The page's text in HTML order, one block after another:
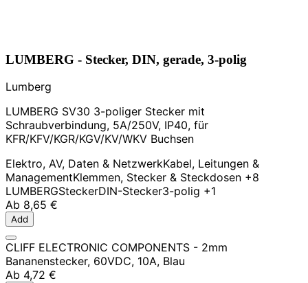
LUMBERG - Stecker, DIN, gerade, 3-polig
Lumberg
LUMBERG SV30 3-poliger Stecker mit
Schraubverbindung, 5A/250V, IP40, für
KFR/KFV/KGR/KGV/KV/WKV Buchsen
Elektro, AV, Daten & NetzwerkKabel, Leitungen &
ManagementKlemmen, Stecker & Steckdosen +8
LUMBERGSteckerDIN-Stecker3-polig +1
Ab 8,65 €
Add
CLIFF ELECTRONIC COMPONENTS - 2mm
Bananenstecker, 60VDC, 10A, Blau
Ab 4,72 €